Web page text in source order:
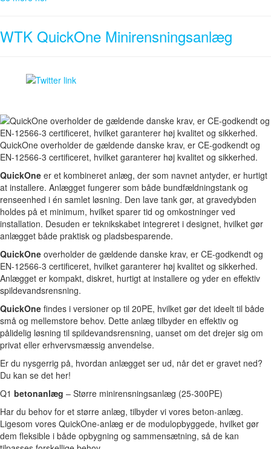
WTK QuickOne Minirensningsanlæg
QuickOne overholder de gældende danske krav, er CE-godkendt og
EN-12566-3 certificeret, hvilket garanterer høj kvalitet og sikkerhed.
QuickOne er et kombineret anlæg, der som navnet antyder, er hurtigt
at installere. Anlægget fungerer som både bundfældningstank og
renseenhed i én samlet løsning. Den lave tank gør, at gravedybden
holdes på et minimum, hvilket sparer tid og omkostninger ved
installation. Desuden er teknikskabet integreret i designet, hvilket gør
anlægget både praktisk og pladsbesparende.
QuickOne overholder de gældende danske krav, er CE-godkendt og
EN-12566-3 certificeret, hvilket garanterer høj kvalitet og sikkerhed.
Anlægget er kompakt, diskret, hurtigt at installere og yder en effektiv
spildevandsrensning.
QuickOne findes i versioner op til 20PE, hvilket gør det ideelt til både
små og mellemstore behov. Dette anlæg tilbyder en effektiv og
pålidelig løsning til spildevandsrensning, uanset om det drejer sig om
privat eller erhvervsmæssig anvendelse.
Er du nysgerrig på, hvordan anlægget ser ud, når det er gravet ned?
Du kan se det her!
Q1 betonanlæg – Større minirensningsanlæg (25-300PE)
Har du behov for et større anlæg, tilbyder vi vores beton-anlæg.
Ligesom vores QuickOne-anlæg er de modulopbyggede, hvilket gør
dem fleksible i både opbygning og sammensætning, så de kan